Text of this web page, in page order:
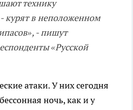
технику
курят в неположенном
- пишут
«Русской
атаки. У них сегодня
ночь, как и у